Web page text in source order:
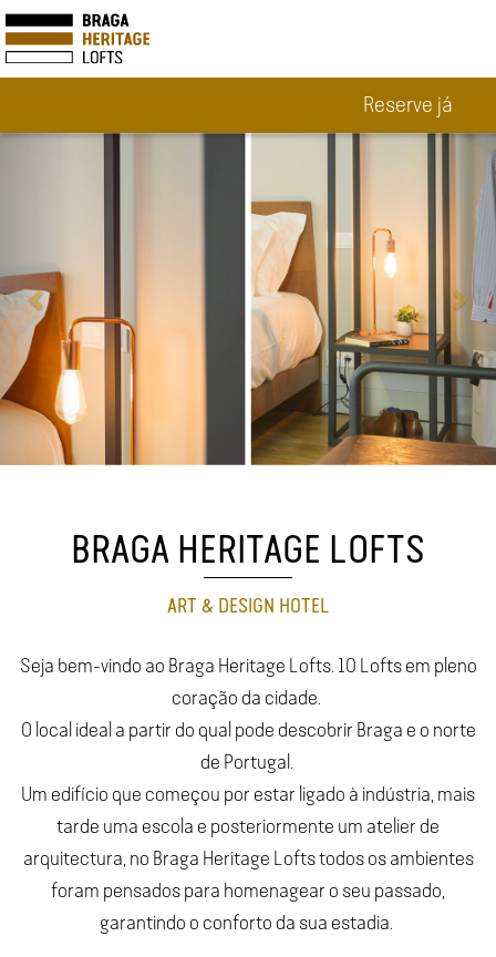
Reserve já
BRAGA HERITAGE LOFTS
ART & DESIGN HOTEL
Seja bem-vindo ao Braga Heritage Lofts. 10 Lofts em pleno
coração da cidade.
O local ideal a partir do qual pode descobrir Braga e o norte
de Portugal.
Um edifício que começou por estar ligado à indústria, mais
tarde uma escola e posteriormente um atelier de
arquitectura, no Braga Heritage Lofts todos os ambientes
foram pensados para homenagear o seu passado,
garantindo o conforto da sua estadia.